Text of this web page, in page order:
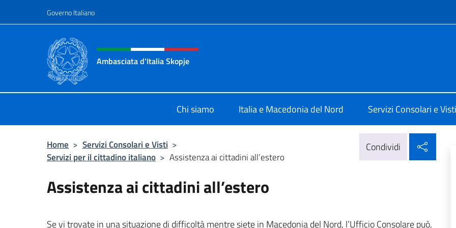
Governo Italiano
Intestazione sito, social e menù
Ambasciata d'Italia Skopje
Chi siamo Italia e Macedonia del Nord Servizi Consolari e Visti
Home > Servizi Consolari e Visti >
Servizi per il cittadino italiano > Assistenza ai cittadini all’estero
Condividi
Assistenza ai cittadini all’estero
Se vi trovate in una situazione di difficoltà mentre siete in Macedonia del Nord, l’Ufficio Consolare può,